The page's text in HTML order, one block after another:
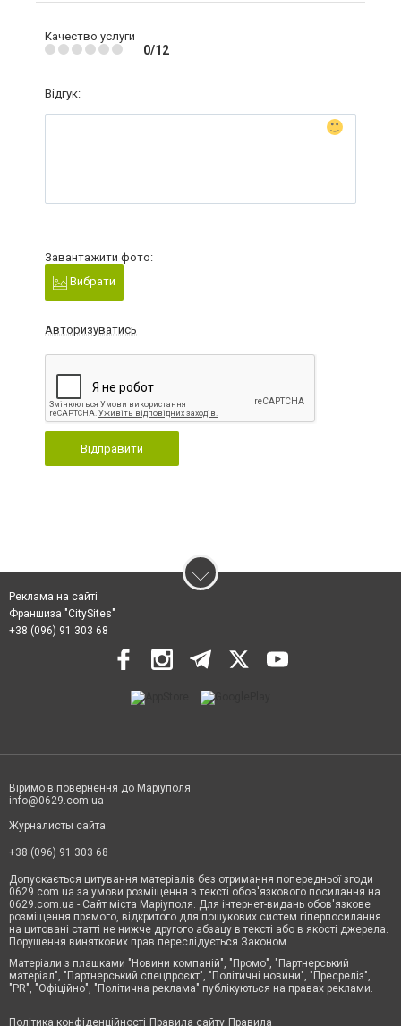
Качество услуги
0/12
Відгук:
Завантажити фото:
Вибрати
Авторизуватись
Відправити
Реклама на сайті
Франшиза "CitySites"
+38 (096) 91 303 68
Віримо в повернення до Маріуполя
info@0629.com.ua
Журналисты сайта
+38 (096) 91 303 68
Допускається цитування матеріалів без отримання попередньої згоди
0629.com.ua за умови розміщення в тексті обов'язкового посилання на
0629.com.ua - Сайт міста Маріуполя. Для інтернет-видань обов'язкове
розміщення прямого, відкритого для пошукових систем гіперпосилання
на цитовані статті не нижче другого абзацу в тексті або в якості джерела.
Порушення виняткових прав переслідується Законом.
Матеріали з плашками "Новини компаній", "Промо", "Партнерський
матеріал", "Партнерський спецпроєкт", "Політичні новини", "Пресреліз",
"PR", "Офіційно", "Політична реклама" публікуються на правах реклами.
Політика конфіденційності Правила сайту Правила